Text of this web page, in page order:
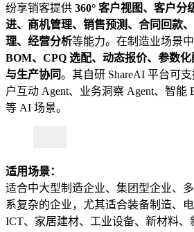
纷享销客提供 360° 客户视图、客户分
进、商机管理、销售预测、合同回款
理、经营分析等能力。在制造业场景
BOM、CPQ 选配、动态报价、参数
与生产协同。其自研 ShareAI 平台可
户互动 Agent、业务洞察 Agent、智能
等 AI 场景。
适用场景：
适合中大型制造企业、集团型企业、
系复杂的企业，尤其适合装备制造、
ICT、家居建材、工业设备、新材料、